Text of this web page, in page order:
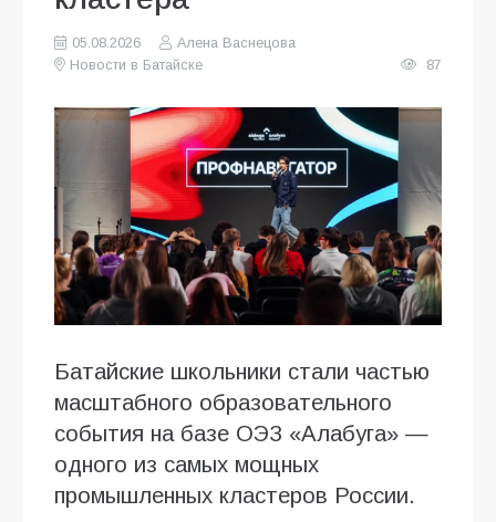
05.08.2026
Алена Васнецова
Новости в Батайске
87
Батайские школьники стали частью
масштабного образовательного
события на базе ОЭЗ «Алабуга» —
одного из самых мощных
промышленных кластеров России.